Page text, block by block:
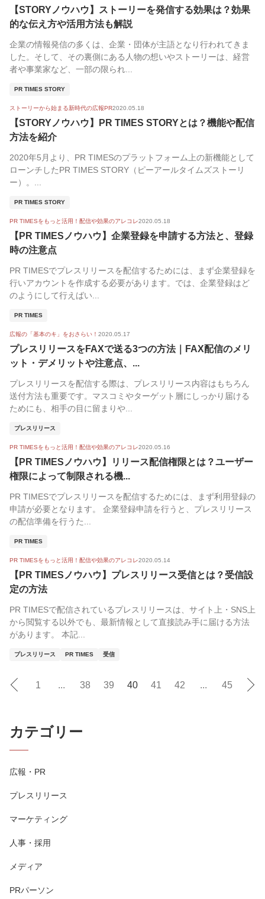
【STORYノウハウ】ストーリーを発信する効果は？効果
的な伝え方や活用方法も解説
企業の情報発信の多くは、企業・団体が主語となり行われてきま
した。そして、その裏側にある人物の想いやストーリーは、経営
者や事業家など、一部の限られ...
PR TIMES STORY
ストーリーから始まる新時代の広報PR2020.05.18
【STORYノウハウ】PR TIMES STORYとは？機能や配信
方法を紹介
2020年5月より、PR TIMESのプラットフォーム上の新機能として
ローンチしたPR TIMES STORY（ピーアールタイムズストーリ
ー）。...
PR TIMES STORY
PR TIMESをもっと活用！配信や効果のアレコレ2020.05.18
【PR TIMESノウハウ】企業登録を申請する方法と、登録
時の注意点
PR TIMESでプレスリリースを配信するためには、まず企業登録を
行いアカウントを作成する必要があります。では、企業登録はど
のようにして行えばい...
PR TIMES
広報の「基本のキ」をおさらい！ 2020.05.17
プレスリリースをFAXで送る3つの方法｜FAX配信のメリ
ット・デメリットや注意点、...
プレスリリースを配信する際は、プレスリリース内容はもちろん
送付方法も重要です。マスコミやターゲット層にしっかり届ける
ためにも、相手の目に留まりや...
プレスリリース
PR TIMESをもっと活用！配信や効果のアレコレ2020.05.16
【PR TIMESノウハウ】リリース配信権限とは？ユーザー
権限によって制限される機...
PR TIMESでプレスリリースを配信するためには、まず利用登録の
申請が必要となります。 企業登録申請を行うと、プレスリリース
の配信準備を行うた...
PR TIMES
PR TIMESをもっと活用！配信や効果のアレコレ2020.05.14
【PR TIMESノウハウ】プレスリリース受信とは？受信設
定の方法
PR TIMESで配信されているプレスリリースは、サイト上・SNS上
から閲覧する以外でも、最新情報として直接読み手に届ける方法
があります。 本記...
プレスリリース PR TIMES 受信
1 ... 38 39 40 41 42 ... 45
カテゴリー
広報・PR
プレスリリース
マーケティング
人事・採用
メディア
PRパーソン